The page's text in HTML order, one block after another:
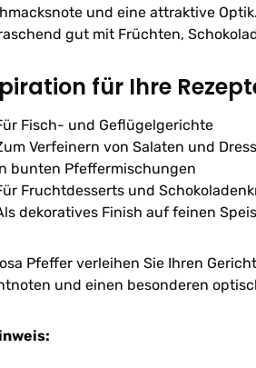
und eine attraktive
gut mit Früchten,
für Ihre
Fisch- und Geflügelgerichte
Verfeinern von Salaten und
bunten Pfeffermischungen
Fruchtdesserts und
dekoratives Finish auf feinen
Pfeffer verleihen Sie Ihren
und einen besonderen